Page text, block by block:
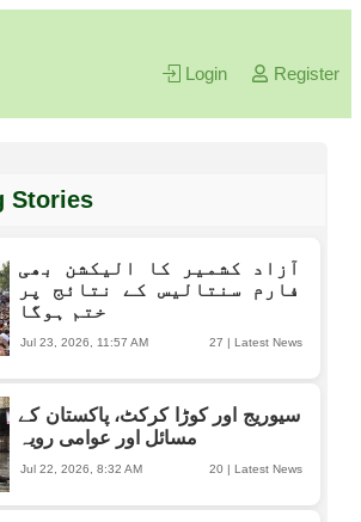
Login Register
Stories
آزاد کشمیر کا الیکشن بھی
فارم سنتالیس کے نتائج پر
ختم ہوگا
27 | Latest News
Jul 23, 2026, 11:57 AM
سیوریج اور کوڑا کرکٹ، پاکستان کے
مسائل اور عوامی رویہ
20 | Latest News
Jul 22, 2026, 8:32 AM